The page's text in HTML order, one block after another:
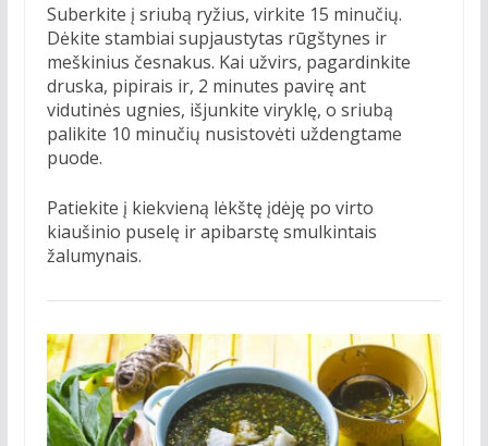
Suberkite į sriubą ryžius, virkite 15 minučių.
Dėkite stambiai supjaustytas rūgštynes ir
meškinius česnakus. Kai užvirs, pagardinkite
druska, pipirais ir, 2 minutes pavirę ant
vidutinės ugnies, išjunkite viryklę, o sriubą
palikite 10 minučių nusistovėti uždengtame
puode.
Patiekite į kiekvieną lėkštę įdėję po virto
kiaušinio puselę ir apibarstę smulkintais
žalumynais.